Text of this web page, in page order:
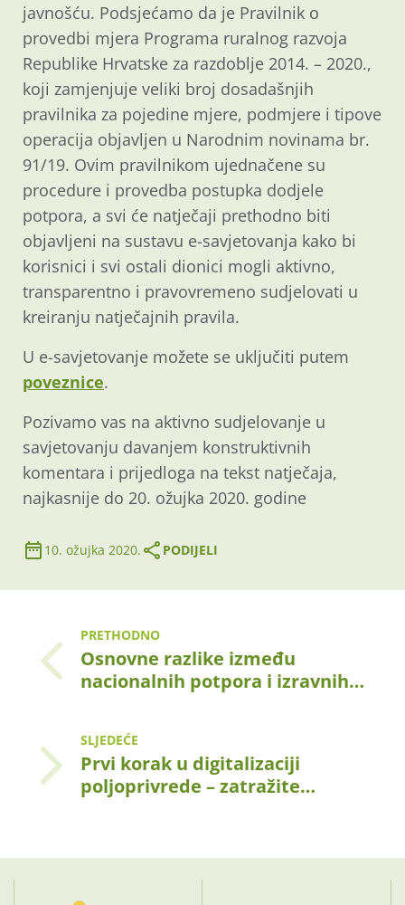
javnošću. Podsjećamo da je Pravilnik o
provedbi mjera Programa ruralnog razvoja
Republike Hrvatske za razdoblje 2014. – 2020.,
koji zamjenjuje veliki broj dosadašnjih
pravilnika za pojedine mjere, podmjere i tipove
operacija objavljen u Narodnim novinama br.
91/19. Ovim pravilnikom ujednačene su
procedure i provedba postupka dodjele
potpora, a svi će natječaji prethodno biti
objavljeni na sustavu e-savjetovanja kako bi
korisnici i svi ostali dionici mogli aktivno,
transparentno i pravovremeno sudjelovati u
kreiranju natječajnih pravila.
U e-savjetovanje možete se uključiti putem
poveznice.
Pozivamo vas na aktivno sudjelovanje u
savjetovanju davanjem konstruktivnih
komentara i prijedloga na tekst natječaja,
najkasnije do 20. ožujka 2020. godine
10. ožujka 2020. PODIJELI
PRETHODNO
Osnovne razlike između
nacionalnih potpora i izravnih…
SLJEDEĆE
Prvi korak u digitalizaciji
poljoprivrede – zatražite…